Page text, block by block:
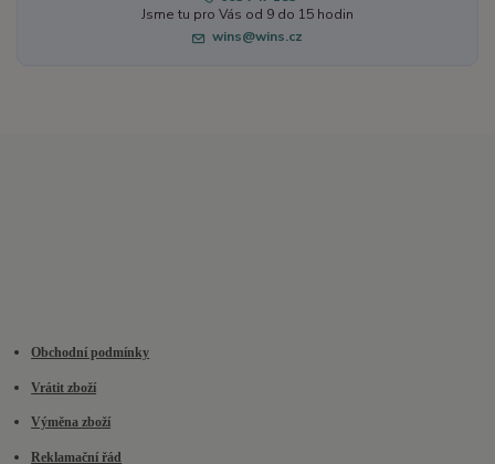
Jsme tu pro Vás od 9 do 15 hodin
wins@wins.cz
Obchodní podmínky
Vrátit zboží
Výměna zboží
Reklamační řád